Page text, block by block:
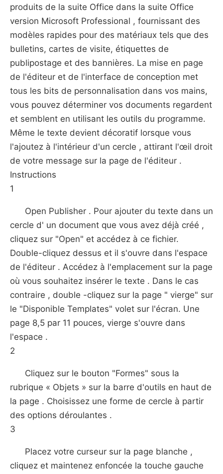
produits de la suite Office dans la suite Office
version Microsoft Professional , fournissant des
modèles rapides pour des matériaux tels que des
bulletins, cartes de visite, étiquettes de
publipostage et des bannières. La mise en page
de l'éditeur et de l'interface de conception met
tous les bits de personnalisation dans vos mains,
vous pouvez déterminer vos documents regardent
et semblent en utilisant les outils du programme.
Même le texte devient décoratif lorsque vous
l'ajoutez à l'intérieur d'un cercle , attirant l'œil droit
de votre message sur la page de l'éditeur .
Instructions
1
Open Publisher . Pour ajouter du texte dans un
cercle d' un document que vous avez déjà créé ,
cliquez sur "Open" et accédez à ce fichier.
Double-cliquez dessus et il s'ouvre dans l'espace
de l'éditeur . Accédez à l'emplacement sur ​​la page
où vous souhaitez insérer le texte . Dans le cas
contraire , double -cliquez sur la page " vierge" sur
le "Disponible Templates" volet sur ​​l'écran. Une
page 8,5 par 11 pouces, vierge s'ouvre dans
l'espace .
2
Cliquez sur le bouton "Formes" sous la
rubrique « Objets » sur la barre d'outils en haut de
la page . Choisissez une forme de cercle à partir
des options déroulantes .
3
Placez votre curseur sur la page blanche ,
cliquez et maintenez enfoncée la touche gauche